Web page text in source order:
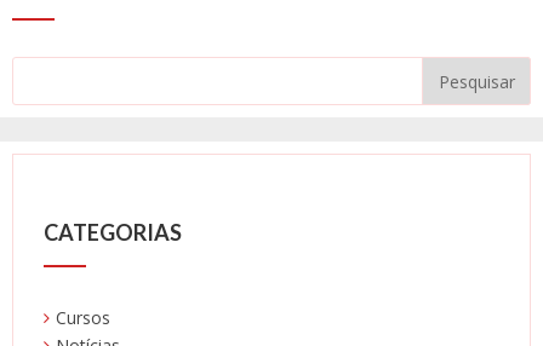
CATEGORIAS
Cursos